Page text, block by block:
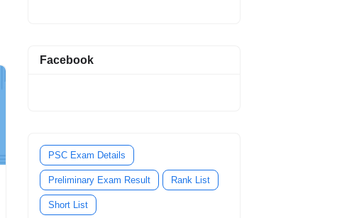
Facebook
PSC Exam Details
Preliminary Exam Result Rank List
Short List